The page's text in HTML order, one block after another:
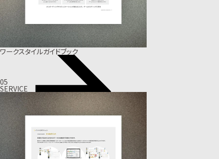
ワークスタイルガイドブック
05
SERVICE